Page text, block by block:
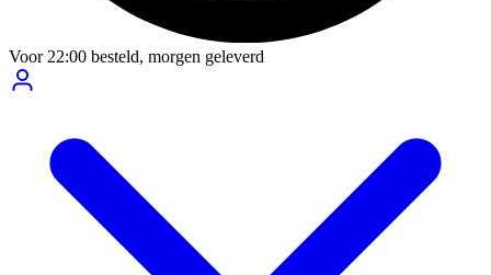
Voor22:00 besteld, morgen geleverd